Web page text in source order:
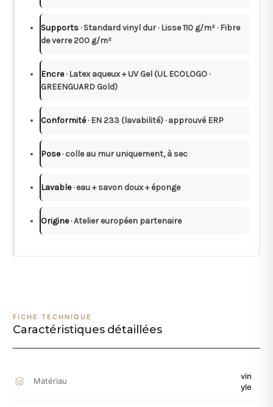
Supports · Standard vinyl dur · Lisse 110 g/m² · Fibre
de verre 200 g/m²
Encre· Latex aqueux + UV Gel (UL ECOLOGO ·
GREENGUARD Gold)
Conformité· EN 233 (lavabilité) · approuvé ERP
Pose· colle au mur uniquement, à sec
Lavable· eau + savon doux + éponge
Origine· Atelier européen partenaire
FICHE TECHNIQUE
Caractéristiques détaillées
Matériau
vin
yle